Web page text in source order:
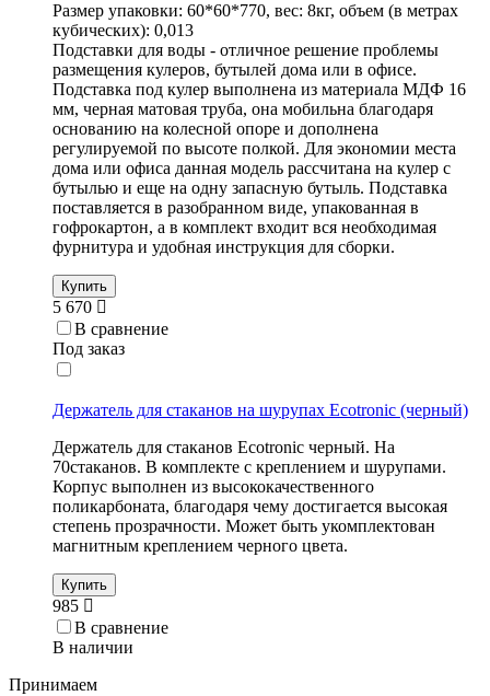
Размер упаковки: 60*60*770, вес: 8кг, объем (в метрах
кубических): 0,013
Подставки для воды - отличное решение проблемы
размещения кулеров, бутылей дома или в офисе.
Подставка под кулер выполнена из материала МДФ 16
мм, черная матовая труба, она мобильна благодаря
основанию на колесной опоре и дополнена
регулируемой по высоте полкой. Для экономии места
дома или офиса данная модель рассчитана на кулер с
бутылью и еще на одну запасную бутыль. Подставка
поставляется в разобранном виде, упакованная в
гофрокартон, а в комплект входит вся необходимая
фурнитура и удобная инструкция для сборки.
Купить
5 670
В сравнение
Под заказ
Держатель для стаканов на шурупах Ecotronic (черный)
Держатель для стаканов Ecotronic черный. На
70стаканов. В комплекте с креплением и шурупами.
Корпус выполнен из высококачественного
поликарбоната, благодаря чему достигается высокая
степень прозрачности. Может быть укомплектован
магнитным креплением черного цвета.
Купить
985
В сравнение
В наличии
Принимаем